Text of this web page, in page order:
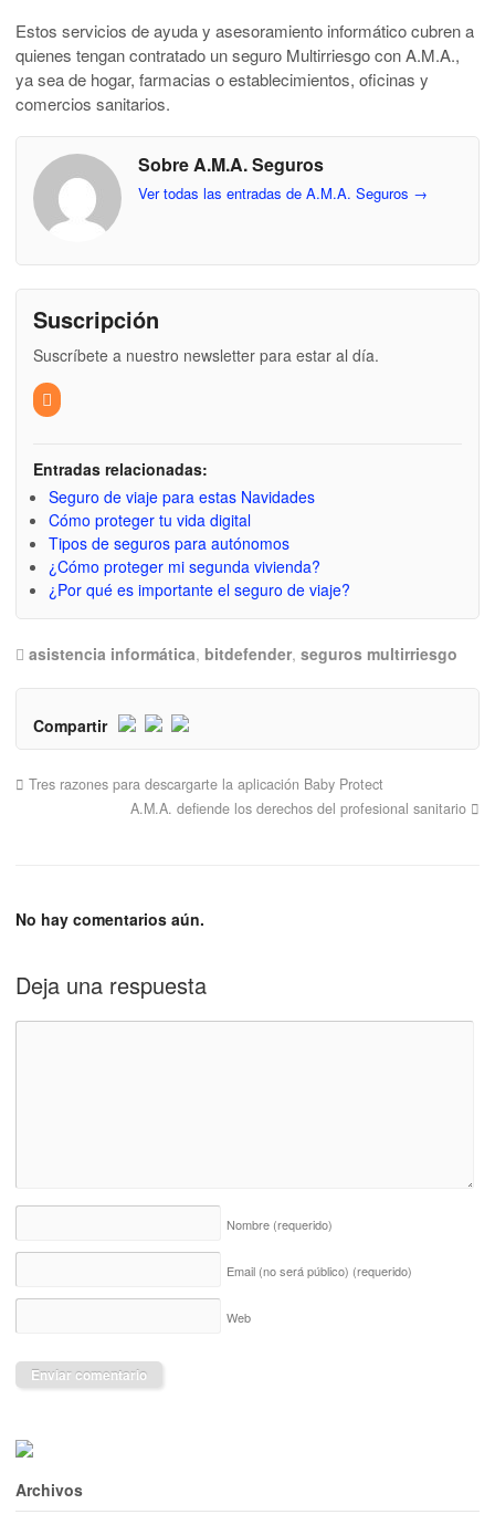
Estos servicios de ayuda y asesoramiento informático cubren a
quienes tengan contratado un seguro Multirriesgo con A.M.A.,
ya sea de hogar, farmacias o establecimientos, oficinas y
comercios sanitarios.
Sobre A.M.A. Seguros
Ver todas las entradas de A.M.A. Seguros →
Suscripción
Suscríbete a nuestro newsletter para estar al día.
Entradas relacionadas:
Seguro de viaje para estas Navidades
Cómo proteger tu vida digital
Tipos de seguros para autónomos
¿Cómo proteger mi segunda vivienda?
¿Por qué es importante el seguro de viaje?
asistencia informática, bitdefender, seguros multirriesgo
Compartir
Tres razones para descargarte la aplicación Baby Protect
A.M.A. defiende los derechos del profesional sanitario
No hay comentarios aún.
Deja una respuesta
Nombre (requerido)
Email (no será público) (requerido)
Web
Archivos